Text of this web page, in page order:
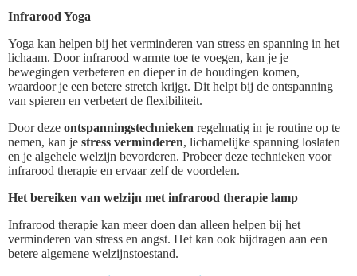
Infrarood Yoga
Yoga kan helpen bij het verminderen van stress en spanning in het
lichaam. Door infrarood warmte toe te voegen, kan je je
bewegingen verbeteren en dieper in de houdingen komen,
waardoor je een betere stretch krijgt. Dit helpt bij de ontspanning
van spieren en verbetert de flexibiliteit.
Door deze ontspanningstechnieken regelmatig in je routine op te
nemen, kan je stress verminderen, lichamelijke spanning loslaten
en je algehele welzijn bevorderen. Probeer deze technieken voor
infrarood therapie en ervaar zelf de voordelen.
Het bereiken van welzijn met infrarood therapie lamp
Infrarood therapie kan meer doen dan alleen helpen bij het
verminderen van stress en angst. Het kan ook bijdragen aan een
betere algemene welzijnstoestand.